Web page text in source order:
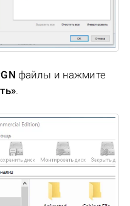
файлы и нажмите
.